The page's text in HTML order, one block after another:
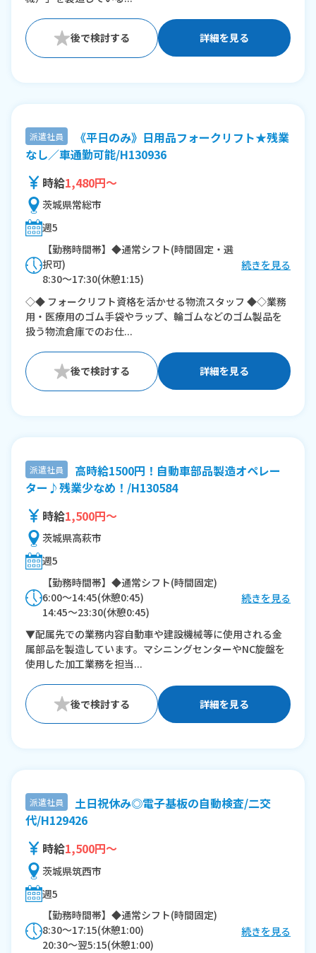
詳細を見る
派遣社員
《平日のみ》日用品フォークリフト★残業
なし／車通勤可能/H130936
時給1,480円～
茨城県常総市
週5
【勤務時間帯】◆通常シフト(時間固定・選
択可)
8:30〜17:30(休憩1:15)
※残業：0時間程度/月
続きを見る
◇◆ フォークリフト資格を活かせる物流スタッフ ◆◇業務
用・医療用のゴム手袋やラップ、輪ゴムなどのゴム製品を
扱う物流倉庫でのお仕...
詳細を見る
派遣社員
高時給1500円！自動車部品製造オペレー
ター♪残業少なめ！/H130584
時給1,500円～
茨城県高萩市
週5
【勤務時間帯】◆通常シフト(時間固定)
6:00〜14:45(休憩0:45)
14:45〜23:30(休憩0:45)
※残業：0〜10時間程度/月
続きを見る
▼配属先での業務内容自動車や建設機械等に使用される金
属部品を製造しています。マシニングセンターやNC旋盤を
使用した加工業務を担当...
詳細を見る
派遣社員
土日祝休み◎電子基板の自動検査/二交
代/H129426
時給1,500円～
茨城県筑西市
週5
【勤務時間帯】◆通常シフト(時間固定)
8:30〜17:15(休憩1:00)
20:30〜翌5:15(休憩1:00)
続きを見る